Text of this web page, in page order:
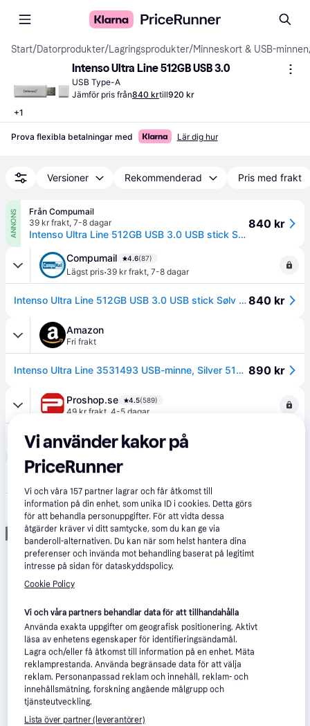
Start/Datorprodukter/Lagringsprodukter/Minneskort & USB-minnen
+1
Intenso Ultra Line 512GB USB 3.0
USB Type-A
Jämför pris från840 krtill920 kr
Prova flexibla betalningar med Lär dig hur
Versioner Rekommenderad Pris med frakt
ANNONS
Från Compumail
39 kr frakt, 7-8 dagar
Intenso Ultra Line 512GB USB 3.0 USB stick Sølv --> I externt lager, forväntat leveransdatum hos dig 14-08-2026
840 kr
Compumail 4.6(87)
Lägst pris·39 kr frakt, 7-8 dagar
Intenso Ultra Line 512GB USB 3.0 USB stick Sølv --> I externt lager, forväntat leveransdatum hos dig 14-08-2026840 kr
Amazon
Fri frakt
Intenso Ultra Line 3531493 USB-minne, Silver 512 GB 890 kr
Proshop.se 4.5(589)
49 kr frakt 4-5 dagar
Intenso Ultra Line - 512GB - USB-minne
Buyersclub
Intenso Ultra Line - USB flash-enhet - 512 GB
Annons
Vi använder kakor på
PriceRunner
Vi och våra157 partner lagrar och får åtkomst till
information på din enhet, som unika ID i cookies. Detta görs
för att behandla personuppgifter. För att vidta dessa
åtgärder kräver vi ditt samtycke, som du kan ge via
banderoll-alternativen. Du kan när som helst hantera dina
preferenser och invända mot behandling baserat på legitimt
intresse på sidan för dataskyddspolicy.
Cookie Policy
Vi och våra partners behandlar data för att tillhandahålla
Använda exakta uppgifter om geografisk positionering. Aktivt
läsa av enhetens egenskaper för identifieringsändamål.
Lagra och/eller få åtkomst till information på en enhet. Mäta
reklamprestanda. Använda begränsade data för att välja
reklam. Personanpassad reklam och innehåll, reklam- och
innehållsmätning, forskning angående målgrupp och
tjänsteutveckling.
Lista över partner (leverantörer)